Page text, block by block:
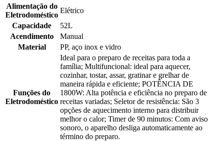
Alimentação do
Eletrodoméstico
Elétrico
Capacidade
52L
Acendimento
Manual
Material
PP, aço inox e vidro
Funções do
Eletrodoméstico
Ideal para o preparo de receitas para toda a
família; Multifuncional: ideal para aquecer,
cozinhar, tostar, assar, gratinar e grelhar de
maneira rápida e eficiente; POTÊNCIA DE
1800W: Alta potência e eficiência no preparo de
receitas variadas; Seletor de resistência: São 3
opções de aquecimento interno para distribuir
melhor o calor; Timer de 90 minutos: Com aviso
sonoro, o aparelho desliga automaticamente ao
término do preparo.